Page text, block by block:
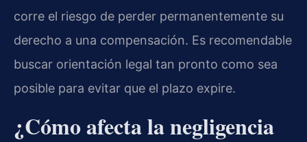
corre el riesgo de perder permanentemente su
derecho a una compensación. Es recomendable
buscar orientación legal tan pronto como sea
posible para evitar que el plazo expire.
¿Cómo afecta la negligencia